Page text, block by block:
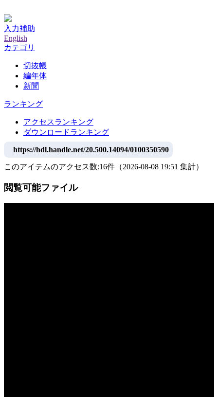
入力補助
English
カテゴリ
切抜帳
編年体
新聞
ランキング
アクセスランキング
ダウンロードランキング
https://hdl.handle.net/20.500.14094/0100350590
このアイテムのアクセス数:16件 （2026-08-08 19:51 集計）
閲覧可能ファイル